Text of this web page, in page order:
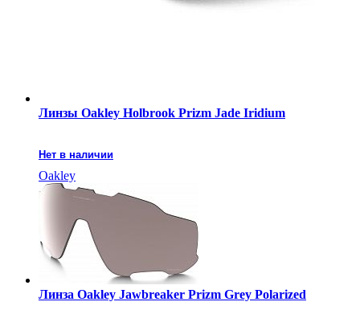
Линзы Oakley Holbrook Prizm Jade Iridium
Нет в наличии
Oakley
Линза Oakley Jawbreaker Prizm Grey Polarized